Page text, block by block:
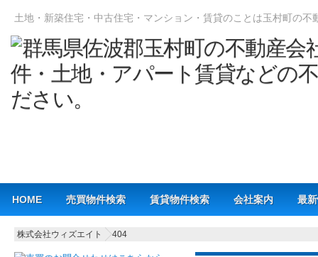
土地・新築住宅・中古住宅・マンション・賃貸のことは玉村町の
HOME 売買物件検索 賃貸物件検索 会社案内 最
株式会社ウィズエイト 404